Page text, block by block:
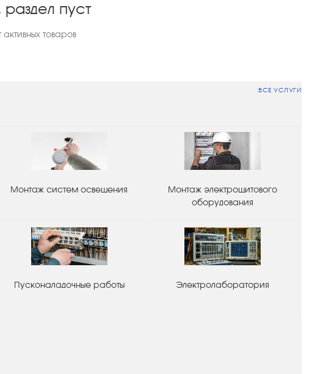
пуст
товаров
ВСЕ УСЛУГИ
Монтаж систем освещения
Монтаж электрощитового
оборудования
Пусконаладочные работы Электролаборатория